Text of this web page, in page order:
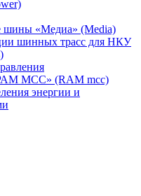
шины «Медиа» (Media)
шинных трасс для НКУ
МСС» (RAM mcc)
энергии и